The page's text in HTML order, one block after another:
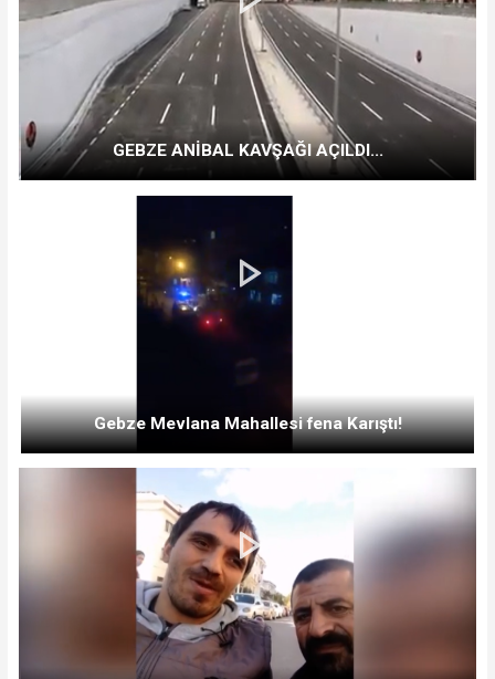
GEBZE ANİBAL KAVŞAĞI AÇILDI...
Gebze Mevlana Mahallesi fena Karıştı!